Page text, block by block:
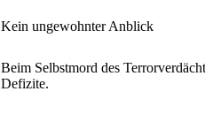
Kein ungewohnter Anblick
Beim Selbstmord des
Defizite.